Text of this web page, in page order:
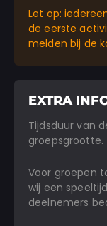
Let op:
de eerste
melden bij de
EXTRA
Tijdsduur van
groepsgrootte.
Voor groepen
wij een
deelnemers